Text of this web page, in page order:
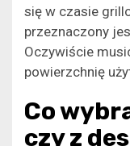
się w czasie
przeznaczony
Oczywiście
powierzchnię
Co
czy z